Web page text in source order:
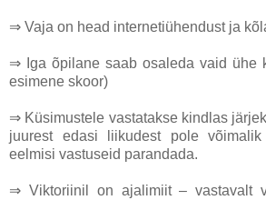
⇒ Vaja on head internetiühendust ja
⇒ Iga õpilane saab osaleda vaid ühe
esimene skoor)
⇒ Küsimustele vastatakse kindlas
juurest edasi liikudest pole
eelmisi vastuseid parandada.
⇒ Viktoriinil on ajalimiit – vastavalt